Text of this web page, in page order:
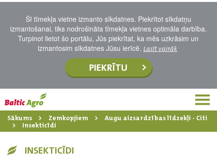
Šī tīmekļa vietne izmanto sīkdatnes. Piekrītot sīkdatņu
izmantošanai, tiks nodrošināta tīmekļa vietnes optimāla darbība.
Turpinot lietot šo portālu, Jūs piekrītat, ka mēs uzkrāsim un
izmantosim sīkdatnes Jūsu ierīcē. Lasīt vairāk
PIEKRĪTU
Sākums Zemkopjiem
Augu aizsardzības līdzekļi - Citi
Insekticīdi
INSEKTICĪDI